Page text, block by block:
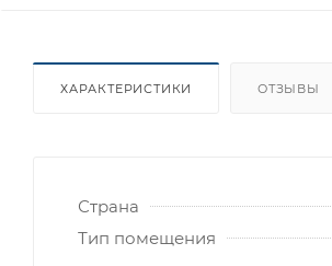
ХАРАКТЕРИСТИКИ ОТЗЫВЫ
Страна
Тип помещения